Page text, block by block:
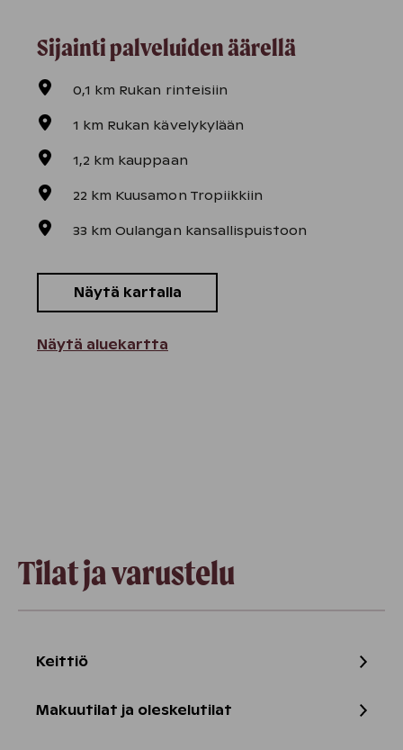
Sijainti palveluiden äärellä
0,1 km Rukan rinteisiin
1 km Rukan kävelykylään
1,2 km kauppaan
22 km Kuusamon Tropiikkiin
33 km Oulangan kansallispuistoon
Näytä kartalla
Näytä aluekartta
Tilat ja varustelu
Keittiö
Makuutilat ja oleskelutilat